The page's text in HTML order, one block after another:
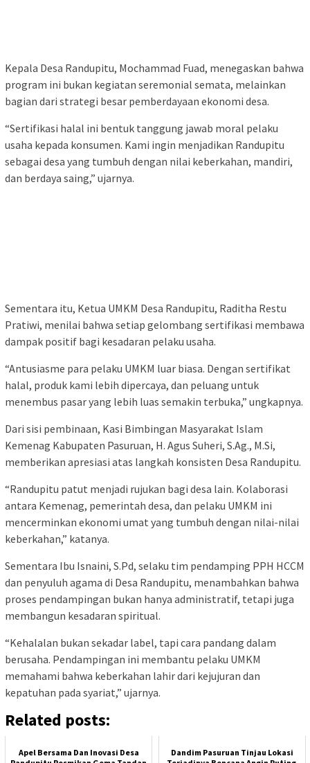
Kepala Desa Randupitu, Mochammad Fuad, menegaskan bahwa
program ini bukan kegiatan seremonial semata, melainkan
bagian dari strategi besar pemberdayaan ekonomi desa.
“Sertifikasi halal ini bentuk tanggung jawab moral pelaku
usaha kepada konsumen. Kami ingin menjadikan Randupitu
sebagai desa yang tumbuh dengan nilai keberkahan, mandiri,
dan berdaya saing,” ujarnya.
Sementara itu, Ketua UMKM Desa Randupitu, Raditha Restu
Pratiwi, menilai bahwa setiap gelombang sertifikasi membawa
dampak positif bagi kesadaran pelaku usaha.
“Antusiasme para pelaku UMKM luar biasa. Dengan sertifikat
halal, produk kami lebih dipercaya, dan peluang untuk
menembus pasar yang lebih luas semakin terbuka,” ungkapnya.
Dari sisi pembinaan, Kasi Bimbingan Masyarakat Islam
Kemenag Kabupaten Pasuruan, H. Agus Suheri, S.Ag., M.Si,
memberikan apresiasi atas langkah konsisten Desa Randupitu.
“Randupitu patut menjadi rujukan bagi desa lain. Kolaborasi
antara Kemenag, pemerintah desa, dan pelaku UMKM ini
mencerminkan ekonomi umat yang tumbuh dengan nilai-nilai
keberkahan,” katanya.
Sementara Ibu Isnaini, S.Pd, selaku tim pendamping PPH HCCM
dan penyuluh agama di Desa Randupitu, menambahkan bahwa
proses pendampingan bukan hanya administratif, tetapi juga
membangun kesadaran spiritual.
“Kehalalan bukan sekadar label, tapi cara pandang dalam
berusaha. Pendampingan ini membantu pelaku UMKM
memahami bahwa keberkahan lahir dari kejujuran dan
kepatuhan pada syariat,” ujarnya.
Related posts:
Apel Bersama Dan Inovasi Desa
Dandim Pasuruan Tinjau Lokasi